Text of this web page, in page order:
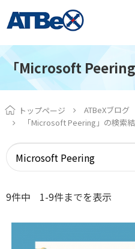
「Microsoft
トップページ
ATBeXブログ
「Microsoft Peering」の検索
9件中 1-9件までを表示